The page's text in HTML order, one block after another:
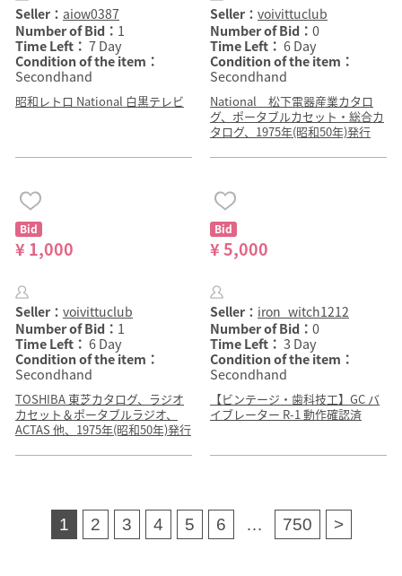
Seller： aiow0387
Number of Bid： 1
Time Left： 7 Day
Condition of the item：
Secondhand
昭和レトロ National 白黒テレビ
Seller： voivittuclub
Number of Bid： 0
Time Left： 6 Day
Condition of the item：
Secondhand
National 松下電器産業カタロ
グ、ポータブルカセット・総合カ
タログ、1975年(昭和50年)発行
Bid
¥ 1,000
Seller： voivittuclub
Number of Bid： 1
Time Left： 6 Day
Condition of the item：
Secondhand
TOSHIBA 東芝カタログ、ラジオ
カセット＆ポータブルラジオ、
ACTAS 他、1975年(昭和50年)発行
Bid
¥ 5,000
Seller： iron_witch1212
Number of Bid： 0
Time Left： 3 Day
Condition of the item：
Secondhand
【ビンテージ・歯科技工】GC バ
イブレーター R-1 動作確認済
1 2 3 4 5 6 … 750 >